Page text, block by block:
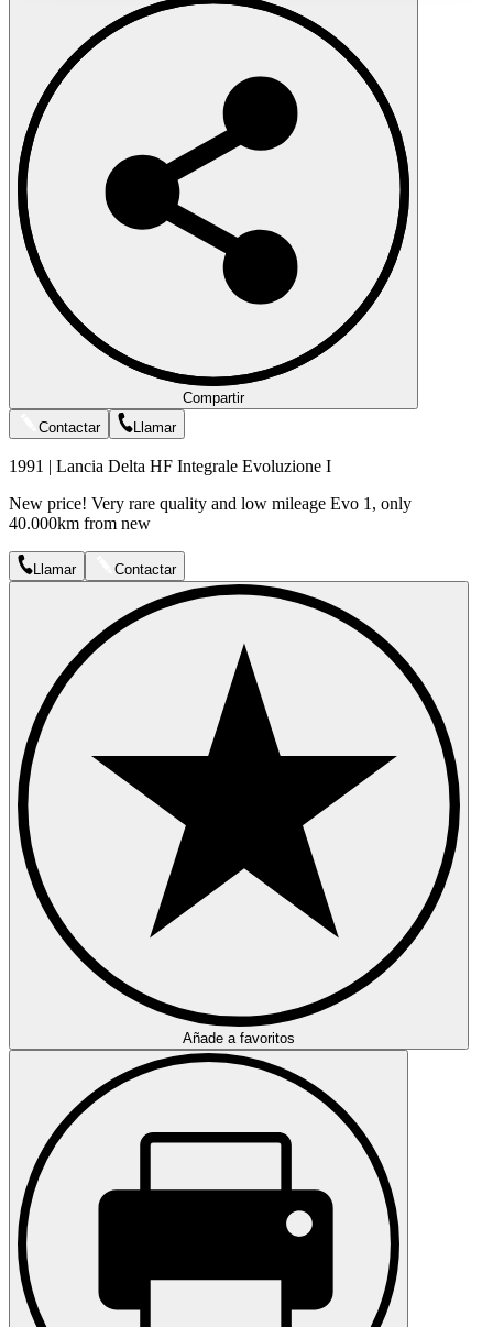
Compartir
Contactar
Llamar
1991 | Lancia Delta HF Integrale Evoluzione I
New price! Very rare quality and low mileage Evo 1, only
40.000km from new
Llamar Contactar
Añade a favoritos